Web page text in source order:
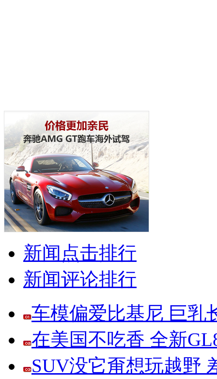
新闻点击排行
新闻评论排行
车模偏爱比基尼 巨乳
在美国不吃香 全新
SUV没它甭想玩越野